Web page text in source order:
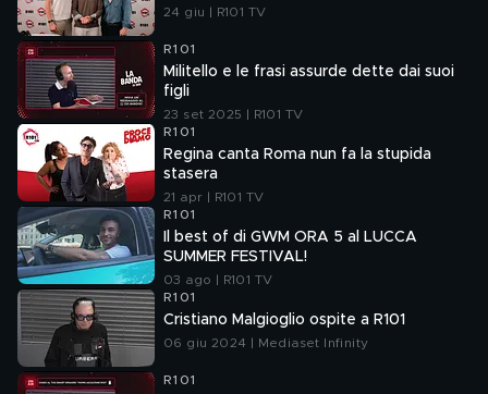
24 giu | R101 TV
R101
Militello e le frasi assurde dette dai suoi
figli
23 set 2025 | R101 TV
R101
Regina canta Roma nun fa la stupida
stasera
21 apr | R101 TV
R101
Il best of di GWM ORA 5 al LUCCA
SUMMER FESTIVAL!
03 ago | R101 TV
R101
Cristiano Malgioglio ospite a R101
06 giu 2024 | Mediaset Infinity
R101